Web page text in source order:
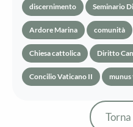
discernimento Seminario
Ardore Marina comunità
Chiesa cattolica Diritto
Concilio Vaticano II